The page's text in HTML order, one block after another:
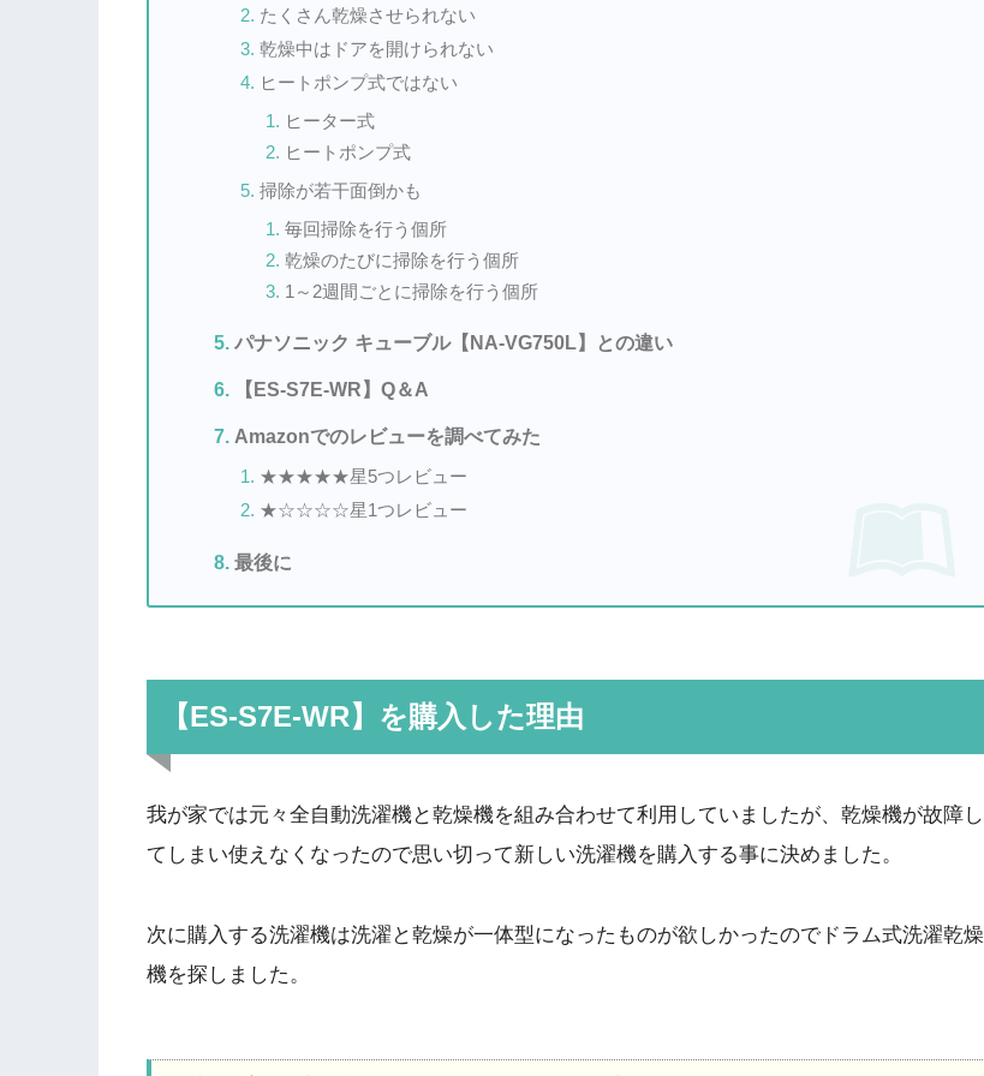
たくさん乾燥させられない
乾燥中はドアを開けられない
ヒートポンプ式ではない
ヒーター式
ヒートポンプ式
掃除が若干面倒かも
毎回掃除を行う個所
乾燥のたびに掃除を行う個所
1～2週間ごとに掃除を行う個所
パナソニック キューブル【NA-VG750L】との違い
【ES-S7E-WR】Q＆A
Amazonでのレビューを調べてみた
★★★★★星5つレビュー
★☆☆☆☆星1つレビュー
最後に
【ES-S7E-WR】を購入した理由
我が家では元々全自動洗濯機と乾燥機を組み合わせて利用していましたが、乾燥機が故障し
てしまい使えなくなったので思い切って新しい洗濯機を購入する事に決めました。
次に購入する洗濯機は洗濯と乾燥が一体型になったものが欲しかったのでドラム式洗濯乾燥
機を探しました。